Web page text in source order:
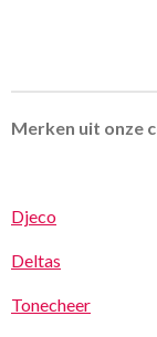
Merken uit onze
Djeco
Deltas
Tonecheer